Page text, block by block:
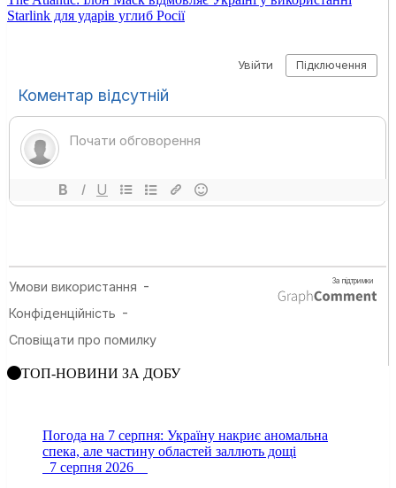
Starlink для ударів углиб Росії
ТОП-НОВИНИ ЗА ДОБУ
Погода на 7 серпня: Україну накриє аномальна
спека, але частину областей заллють дощі
7 серпня 2026